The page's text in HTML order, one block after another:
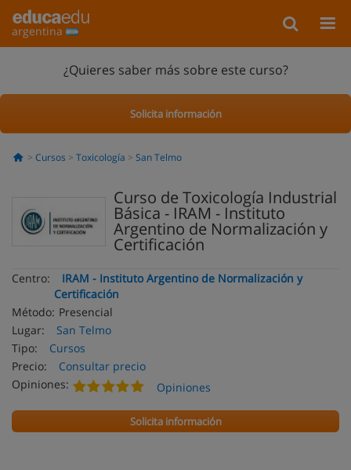
argentina
¿Quieres saber más sobre este curso?
Solicita información
Cursos Toxicología San Telmo
Curso de Toxicología Industrial
Básica - IRAM - Instituto
Argentino de Normalización y
Certificación
Centro:
IRAM - Instituto Argentino de Normalización y
Certificación
Método: Presencial
Lugar:
San Telmo
Tipo:
Cursos
Precio:
Consultar precio
Opiniones:
Opiniones
Solicita información